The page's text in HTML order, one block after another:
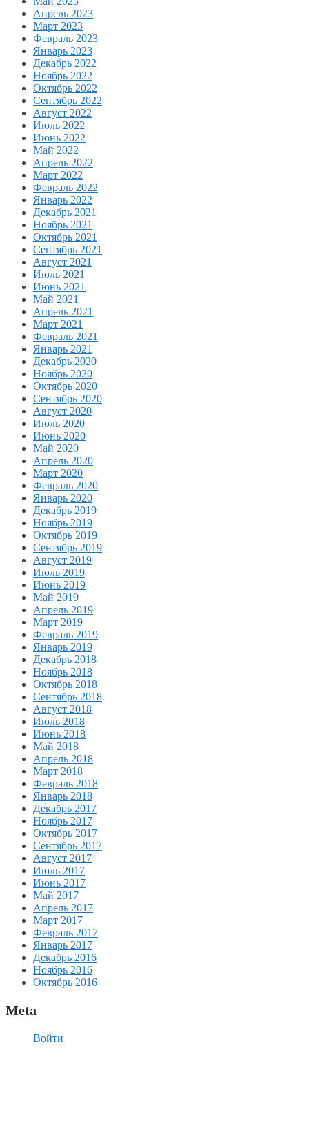
Апрель 2023
Март 2023
Февраль 2023
Январь 2023
Декабрь 2022
Ноябрь 2022
Октябрь 2022
Сентябрь 2022
Август 2022
Июль 2022
Июнь 2022
Май 2022
Апрель 2022
Март 2022
Февраль 2022
Январь 2022
Декабрь 2021
Ноябрь 2021
Октябрь 2021
Сентябрь 2021
Август 2021
Июль 2021
Июнь 2021
Май 2021
Апрель 2021
Март 2021
Февраль 2021
Январь 2021
Декабрь 2020
Ноябрь 2020
Октябрь 2020
Сентябрь 2020
Август 2020
Июль 2020
Июнь 2020
Май 2020
Апрель 2020
Март 2020
Февраль 2020
Январь 2020
Декабрь 2019
Ноябрь 2019
Октябрь 2019
Сентябрь 2019
Август 2019
Июль 2019
Июнь 2019
Май 2019
Апрель 2019
Март 2019
Февраль 2019
Январь 2019
Декабрь 2018
Ноябрь 2018
Октябрь 2018
Сентябрь 2018
Август 2018
Июль 2018
Июнь 2018
Май 2018
Апрель 2018
Март 2018
Февраль 2018
Январь 2018
Декабрь 2017
Ноябрь 2017
Октябрь 2017
Сентябрь 2017
Август 2017
Июль 2017
Июнь 2017
Май 2017
Апрель 2017
Март 2017
Февраль 2017
Январь 2017
Декабрь 2016
Ноябрь 2016
Октябрь 2016
Meta
Войти